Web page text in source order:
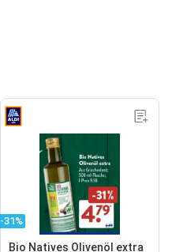
-31%
Bio Natives Olivenöl extra